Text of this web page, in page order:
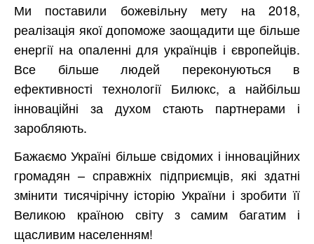
Ми поставили божевільну мету на 2018,
реалізація якої допоможе заощадити ще більше
енергії на опаленні для українців і європейців.
Все більше людей переконуються в
ефективності технології Билюкс, а найбільш
інноваційні за духом стають партнерами і
заробляють.
Бажаємо Україні більше свідомих і інноваційних
громадян – справжніх підприємців, які здатні
змінити тисячірічну історію України і зробити її
Великою країною світу з самим багатим і
щасливим населенням!